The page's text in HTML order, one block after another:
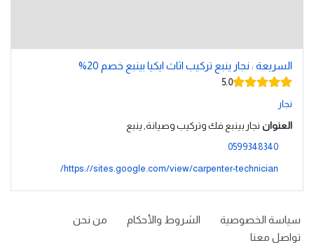
السريعة : نجار ينبع تركيب اثاث ايكيا بينبع خصم 20%
5.0
نجار
العنوان نجار بينبع فك وتركيب وصيانة, ينبع
0599348340
https://sites.google.com/view/carpenter-technician/
سياسة الخصوصية الشروط والأحكام
من نحن
تواصل معنا